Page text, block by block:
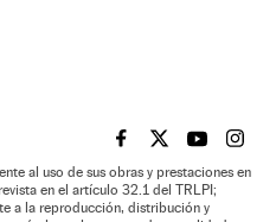
EL PAÍS BRASIL EN
EL PAÍSEL PAÍS
EL
al uso de sus obras y prestaciones en
en el artículo 32.1 del TRLPI;
a la reproducción, distribución y